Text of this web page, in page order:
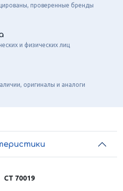
проверенные бренды
и физических лиц
оригиналы и аналоги
CT 70019